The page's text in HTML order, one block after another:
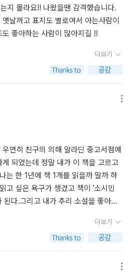
지 몰라요!! 나왔을땐 감격했습니다.
날꺼고 표지도 별로여서 아는사람이
좋아하는 사람이 많아지길 !!
더보기
연히 친구의 의해 알라딘 중고서점에
되었는데 정말 내가 이 책을 고르고
는 한 1년에 책 1개를 읽을까 말까 하
고 싶은 욕구가 생겼고 책이 '소시민
다.그리고 내가 추리 소설을 좋아하
고 나는 우연히 찾은 보물을 연 것이
나오는 문제상황도 같이 생각하면
람에게 추천 해주고 싶을 정도이다.
야 겠다. 그럼 안뇽☆
더보기